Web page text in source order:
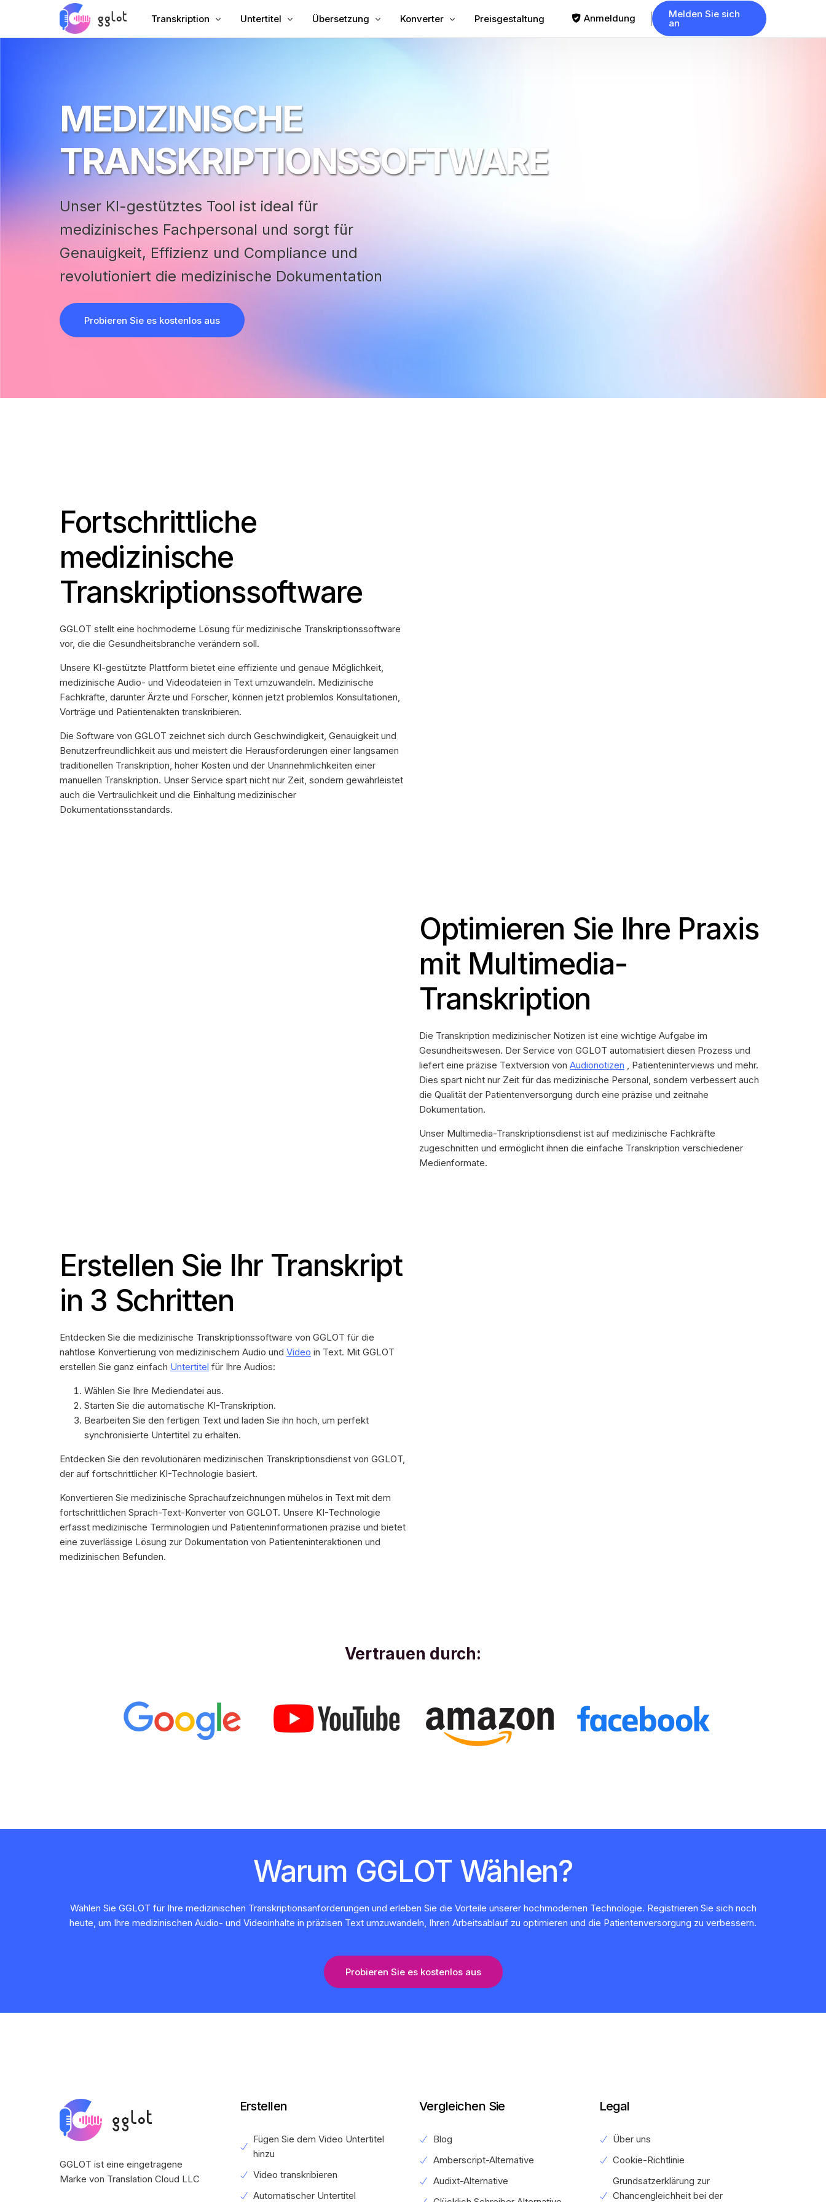
Transkription
YouTube transkribieren
Meeting-Transkription
Audio zu Text
Unternehmens-Voiceover
Untertitel
Chinesische Untertitel
KI-Synchronisation
Untertitelübersetzer
VTT-Ersteller
Übersetzung Konverter
SRT zu TXT
VTT zu SRT
Preisgestaltung Anmeldung Melden Sie sich
an
MEDIZINISCHE
TRANSKRIPTIONSSOFTWARE
Unser KI-gestütztes Tool ist ideal für
medizinisches Fachpersonal und sorgt für
Genauigkeit, Effizienz und Compliance und
revolutioniert die medizinische Dokumentation
Probieren Sie es kostenlos aus
Fortschrittliche
medizinische
Transkriptionssoftware
GGLOT stellt eine hochmoderne Lösung für medizinische Transkriptionssoftware
vor, die die Gesundheitsbranche verändern soll.
Unsere KI-gestützte Plattform bietet eine effiziente und genaue Möglichkeit,
medizinische Audio- und Videodateien in Text umzuwandeln. Medizinische
Fachkräfte, darunter Ärzte und Forscher, können jetzt problemlos Konsultationen,
Vorträge und Patientenakten transkribieren.
Die Software von GGLOT zeichnet sich durch Geschwindigkeit, Genauigkeit und
Benutzerfreundlichkeit aus und meistert die Herausforderungen einer langsamen
traditionellen Transkription, hoher Kosten und der Unannehmlichkeiten einer
manuellen Transkription. Unser Service spart nicht nur Zeit, sondern gewährleistet
auch die Vertraulichkeit und die Einhaltung medizinischer
Dokumentationsstandards.
Optimieren Sie Ihre Praxis
mit Multimedia-
Transkription
Die Transkription medizinischer Notizen ist eine wichtige Aufgabe im
Gesundheitswesen. Der Service von GGLOT automatisiert diesen Prozess und
liefert eine präzise Textversion von Audionotizen , Patienteninterviews und mehr.
Dies spart nicht nur Zeit für das medizinische Personal, sondern verbessert auch
die Qualität der Patientenversorgung durch eine präzise und zeitnahe
Dokumentation.
Unser Multimedia-Transkriptionsdienst ist auf medizinische Fachkräfte
zugeschnitten und ermöglicht ihnen die einfache Transkription verschiedener
Medienformate.
Erstellen Sie Ihr Transkript
in 3 Schritten
Entdecken Sie die medizinische Transkriptionssoftware von GGLOT für die
nahtlose Konvertierung von medizinischem Audio und Video in Text. Mit GGLOT
erstellen Sie ganz einfach Untertitel für Ihre Audios:
Wählen Sie Ihre Mediendatei aus.
Starten Sie die automatische KI-Transkription.
Bearbeiten Sie den fertigen Text und laden Sie ihn hoch, um perfekt
synchronisierte Untertitel zu erhalten.
Entdecken Sie den revolutionären medizinischen Transkriptionsdienst von GGLOT,
der auf fortschrittlicher KI-Technologie basiert.
Konvertieren Sie medizinische Sprachaufzeichnungen mühelos in Text mit dem
fortschrittlichen Sprach-Text-Konverter von GGLOT. Unsere KI-Technologie
erfasst medizinische Terminologien und Patienteninformationen präzise und bietet
eine zuverlässige Lösung zur Dokumentation von Patienteninteraktionen und
medizinischen Befunden.
Vertrauen durch:
Warum GGLOT Wählen?
Wählen Sie GGLOT für Ihre medizinischen Transkriptionsanforderungen und erleben Sie die Vorteile unserer hochmodernen Technologie. Registrieren Sie sich noch
heute, um Ihre medizinischen Audio- und Videoinhalte in präzisen Text umzuwandeln, Ihren Arbeitsablauf zu optimieren und die Patientenversorgung zu verbessern.
Probieren Sie es kostenlos aus
GGLOT ist eine eingetragene
Marke von Translation Cloud LLC
Erstellen
Fügen Sie dem Video Untertitel
hinzu
Video transkribieren
Automatischer Untertitel
Vergleichen Sie
Blog
Amberscript-Alternative
Audixt-Alternative
Legal
Über uns
Cookie-Richtlinie
Grundsatzerklärung zur
Chancengleichheit bei der